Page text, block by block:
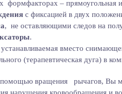
формфакторах – прямоугольная
с фиксацией в двух
, не оставляющими следов на
.
устанавливаемая вместо
(терапевтическая дуга) в
вращения рычагов, Вы